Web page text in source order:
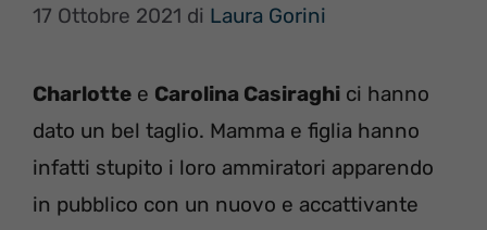
17 Ottobre 2021 di Laura Gorini
Charlotte e Carolina Casiraghi ci hanno
dato un bel taglio. Mamma e figlia hanno
infatti stupito i loro ammiratori apparendo
in pubblico con un nuovo e accattivante